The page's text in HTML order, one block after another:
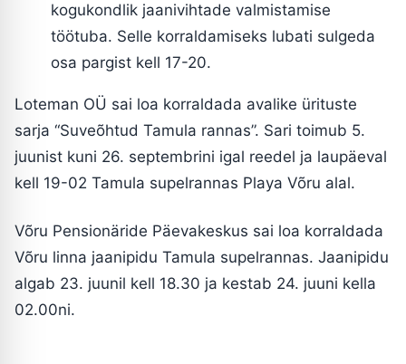
kogukondlik jaanivihtade valmistamise
töötuba. Selle korraldamiseks lubati sulgeda
osa pargist kell 17-20.
Loteman OÜ sai loa korraldada avalike ürituste
sarja “Suveõhtud Tamula rannas”. Sari toimub 5.
juunist kuni 26. septembrini igal reedel ja laupäeval
kell 19-02 Tamula supelrannas Playa Võru alal.
Võru Pensionäride Päevakeskus sai loa korraldada
Võru linna jaanipidu Tamula supelrannas. Jaanipidu
algab 23. juunil kell 18.30 ja kestab 24. juuni kella
02.00ni.